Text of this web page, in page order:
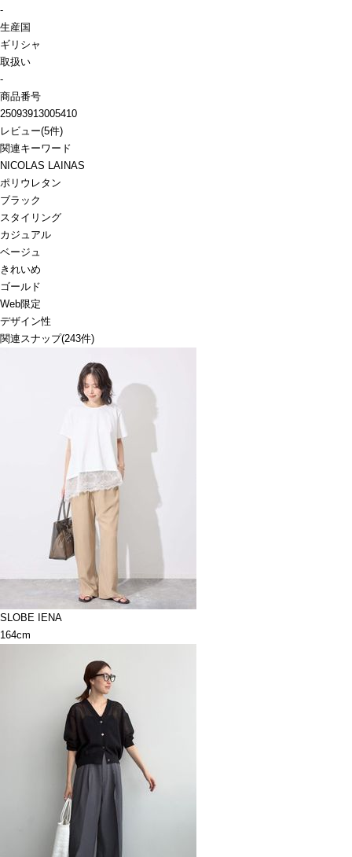
-
生産国
ギリシャ
取扱い
-
商品番号
25093913005410
レビュー(5件)
関連キーワード
NICOLAS LAINAS
ポリウレタン
ブラック
スタイリング
カジュアル
ベージュ
きれいめ
ゴールド
Web限定
デザイン性
関連スナップ(243件)
SLOBE IENA
164cm